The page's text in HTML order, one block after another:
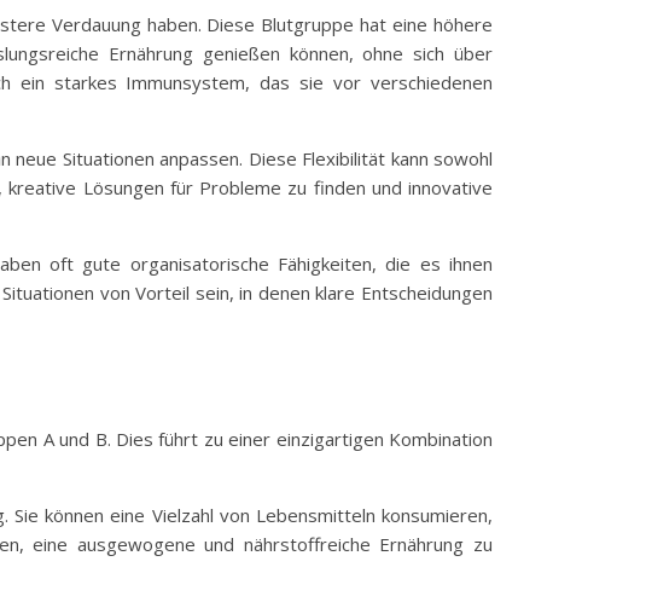
Verdauung haben. Diese Blutgruppe hat eine höhere
Ernährung genießen können, ohne sich über
ein starkes Immunsystem, das sie vor verschiedenen
Situationen anpassen. Diese Flexibilität kann sowohl
Lösungen für Probleme zu finden und innovative
oft gute organisatorische Fähigkeiten, die es ihnen
von Vorteil sein, in denen klare Entscheidungen
A und B. Dies führt zu einer einzigartigen Kombination
können eine Vielzahl von Lebensmitteln konsumieren,
eine ausgewogene und nährstoffreiche Ernährung zu